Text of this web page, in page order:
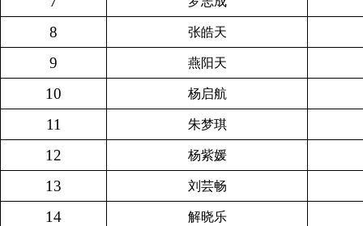
8 张皓天
9 燕阳天
10 杨启航
11 朱梦琪
12 杨紫媛
13 刘芸畅
14 解晓乐